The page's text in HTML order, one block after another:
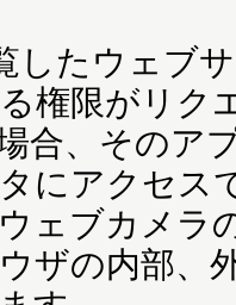
したウェブ
権限がリク
合、そのア
にアクセス
ェブカメラ
ザの内部、